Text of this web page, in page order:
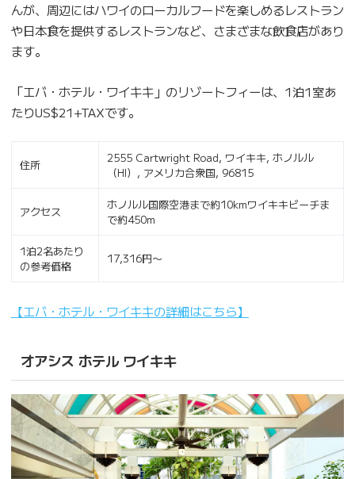
んが、周辺にはハワイのローカルフードを楽しめるレストラン
や日本食を提供するレストランなど、さまざまな飲食店があり
ます。
「エバ・ホテル・ワイキキ」のリゾートフィーは、1泊1室あ
たりUS$21+TAXです。
住所
2555 Cartwright Road, ワイキキ, ホノルル
（HI）, アメリカ合衆国, 96815
アクセス
ホノルル国際空港まで約10kmワイキキビーチま
で約450m
1泊2名あたり
の参考価格
17,316円〜
【エバ・ホテル・ワイキキの詳細はこちら】
オアシス ホテル ワイキキ